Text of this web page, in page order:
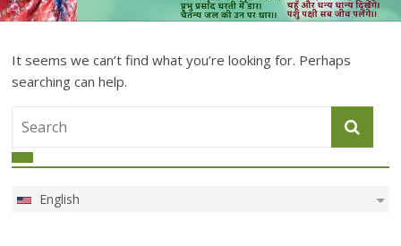
It seems we can’t find what you’re looking for. Perhaps
searching can help.
English